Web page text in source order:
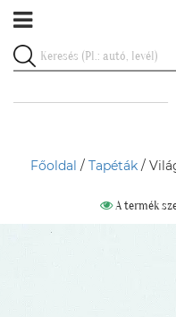
Főoldal / Tapéták/
A termék